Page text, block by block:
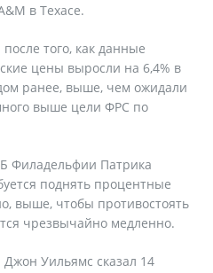
в Техасе.
того, как данные
цены выросли на 6,4% в
ранее, выше, чем ожидали
выше цели ФРС по
Филадельфии Патрика
поднять процентные
выше, чтобы противостоять
чрезвычайно медленно.
Уильямс сказал 14